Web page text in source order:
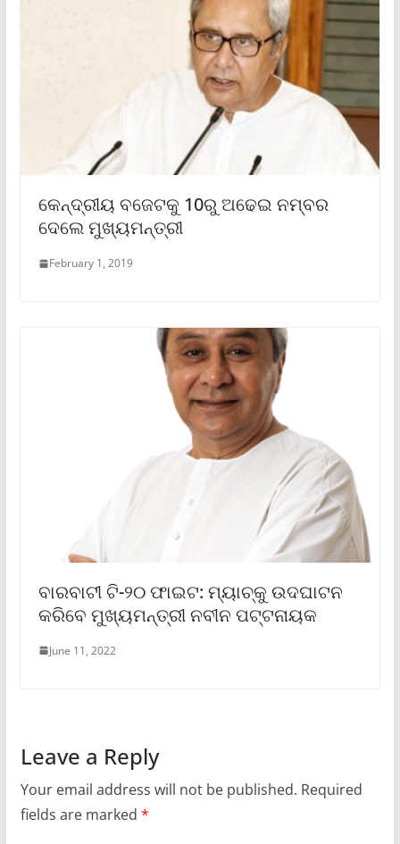
କେନ୍ଦ୍ରୀୟ ବଜେଟକୁ 10ରୁ ଅଢେଇ ନମ୍ବର
ଦେଲେ ମୁଖ୍ୟମନ୍ତ୍ରୀ
February 1, 2019
ବାରବାଟୀ ଟି-୨୦ ଫାଇଟ: ମ୍ୟାଚ୍‌କୁ ଉଦଘାଟନ
କରିବେ ମୁଖ୍ୟମନ୍ତ୍ରୀ ନବୀନ ପଟ୍ଟନାୟକ
June 11, 2022
Leave a Reply
Your email address will not be published. Required
fields are marked *